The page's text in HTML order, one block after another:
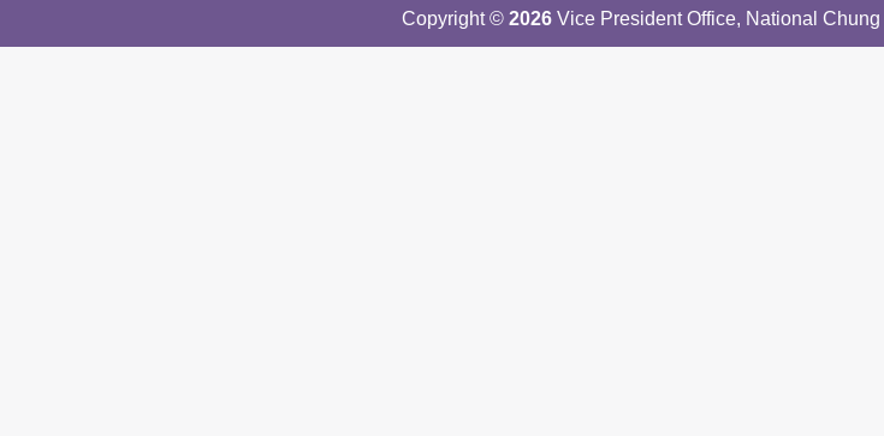
Copyright © 2026Vice President Office, National